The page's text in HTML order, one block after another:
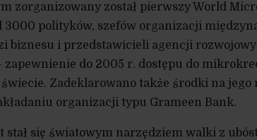
zorganizowany został pierwszy World
3000 polityków, szefów organizacji
biznesu i przedstawicieli agencji
zapewnienie do 2005 r. dostępu do
Zadeklarowano także środki na jego
organizacji typu Grameen Bank.
się światowym narzędziem walki z